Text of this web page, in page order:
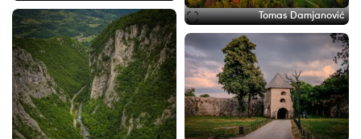
Tomas Damjanović